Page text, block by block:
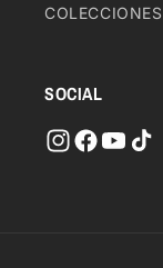
COLECCIONES
SOCIAL